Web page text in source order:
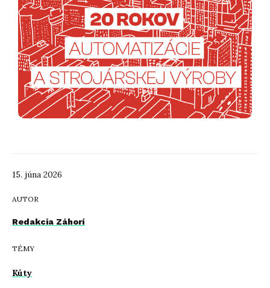
15. júna 2026
AUTOR
Redakcia Záhorí
TÉMY
Kúty